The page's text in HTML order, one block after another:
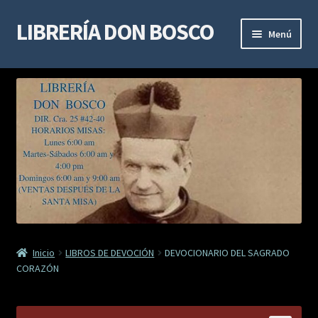
Ir
a
navegación
Ir
al
LIBRERÍA DON BOSCO Menú
LIBROS DE ESPIRITUALIDAD
LIBROS DE ESTUDIO Y DOCTRINA
LIBROS MARIANOS
LIBROS DE DEVOCIÓN
SACRAMENTALES
VIDAS DE SANTOS
Inicio LIBROS DE DEVOCIÓN
DEVOCIONARIO DEL SAGRADO
CORAZÓN